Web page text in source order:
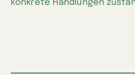
konkrete Handlungen